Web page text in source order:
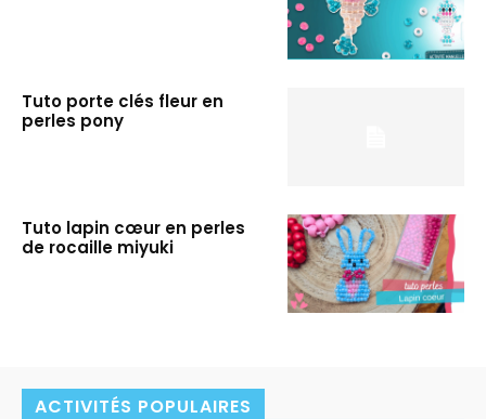
Tuto porte clés fleur en
perles pony
Tuto lapin cœur en perles
de rocaille miyuki
ACTIVITÉS POPULAIRES